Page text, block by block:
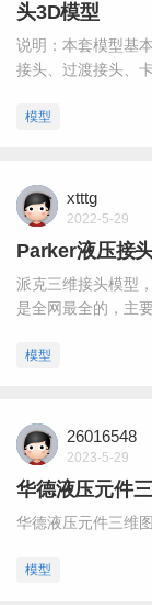
头3D模型
说明：本套模型基
接头、过渡接头、
模型
xtttg
2022-5-29
Parker液压接
派克三维接头模型
是全网最全的，主
模型
26016548
2023-5-29
华德液压元件
华德液压元件三维
模型